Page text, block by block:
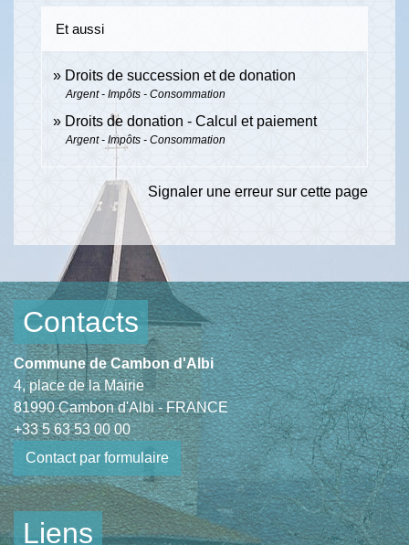
Et aussi
Droits de succession et de donation
Argent - Impôts - Consommation
Droits de donation - Calcul et paiement
Argent - Impôts - Consommation
Signaler une erreur sur cette page
Contacts
Commune de Cambon d'Albi
4, place de la Mairie
81990 Cambon d'Albi - FRANCE
+33 5 63 53 00 00
Contact par formulaire
Liens